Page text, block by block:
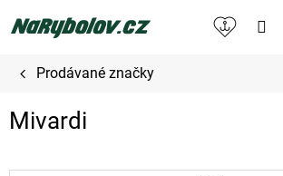
na
Prodávané značky
Mivardi